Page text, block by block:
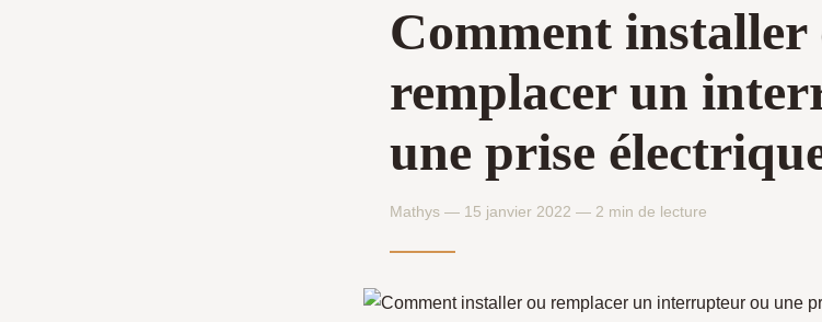
Comment installer
remplacer un
une prise
Mathys — 15 janvier 2022 — 2 min de lecture